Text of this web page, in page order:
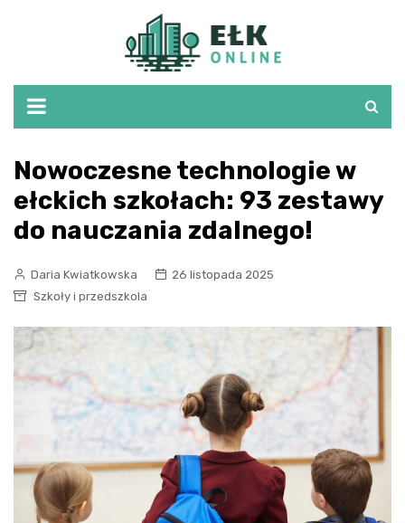
Nowoczesne technologie w
ełckich szkołach: 93 zestawy
do nauczania zdalnego!
Daria Kwiatkowska
26 listopada 2025
Szkoły i przedszkola